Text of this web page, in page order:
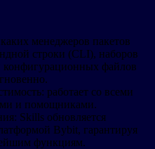
менеджеров пакетов
строки (CLI), наборов
конфигурационных файлов
работает со всеми
и помощниками.
Skills обновляется
Bybit, гарантируя
функциям.